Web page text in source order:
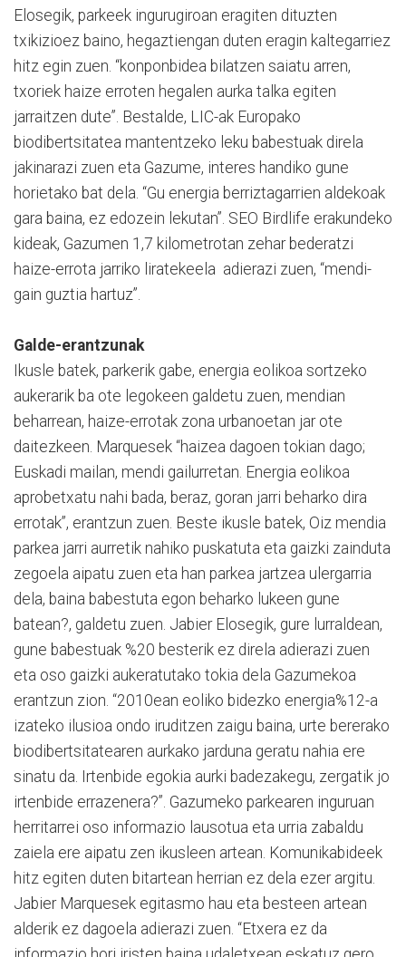
Elosegik, parkeek ingurugiroan eragiten dituzten
txikizioez baino, hegaztiengan duten eragin kaltegarriez
hitz egin zuen. “konponbidea bilatzen saiatu arren,
txoriek haize erroten hegalen aurka talka egiten
jarraitzen dute”. Bestalde, LIC-ak Europako
biodibertsitatea mantentzeko leku babestuak direla
jakinarazi zuen eta Gazume, interes handiko gune
horietako bat dela. “Gu energia berriztagarrien aldekoak
gara baina, ez edozein lekutan”. SEO Birdlife erakundeko
kideak, Gazumen 1,7 kilometrotan zehar bederatzi
haize-errota jarriko liratekeela adierazi zuen, “mendi-
gain guztia hartuz”.
Galde-erantzunak
Ikusle batek, parkerik gabe, energia eolikoa sortzeko
aukerarik ba ote legokeen galdetu zuen, mendian
beharrean, haize-errotak zona urbanoetan jar ote
daitezkeen. Marquesek “haizea dagoen tokian dago;
Euskadi mailan, mendi gailurretan. Energia eolikoa
aprobetxatu nahi bada, beraz, goran jarri beharko dira
errotak”, erantzun zuen. Beste ikusle batek, Oiz mendia
parkea jarri aurretik nahiko puskatuta eta gaizki zainduta
zegoela aipatu zuen eta han parkea jartzea ulergarria
dela, baina babestuta egon beharko lukeen gune
batean?, galdetu zuen. Jabier Elosegik, gure lurraldean,
gune babestuak %20 besterik ez direla adierazi zuen
eta oso gaizki aukeratutako tokia dela Gazumekoa
erantzun zion. “2010ean eoliko bidezko energia%12-a
izateko ilusioa ondo iruditzen zaigu baina, urte bererako
biodibertsitatearen aurkako jarduna geratu nahia ere
sinatu da. Irtenbide egokia aurki badezakegu, zergatik jo
irtenbide errazenera?”. Gazumeko parkearen inguruan
herritarrei oso informazio lausotua eta urria zabaldu
zaiela ere aipatu zen ikusleen artean. Komunikabideek
hitz egiten duten bitartean herrian ez dela ezer argitu.
Jabier Marquesek egitasmo hau eta besteen artean
alderik ez dagoela adierazi zuen. “Etxera ez da